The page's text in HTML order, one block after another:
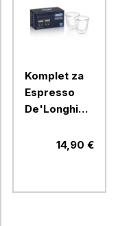
Komplet za
Espresso
De'Longhi
14,90 €